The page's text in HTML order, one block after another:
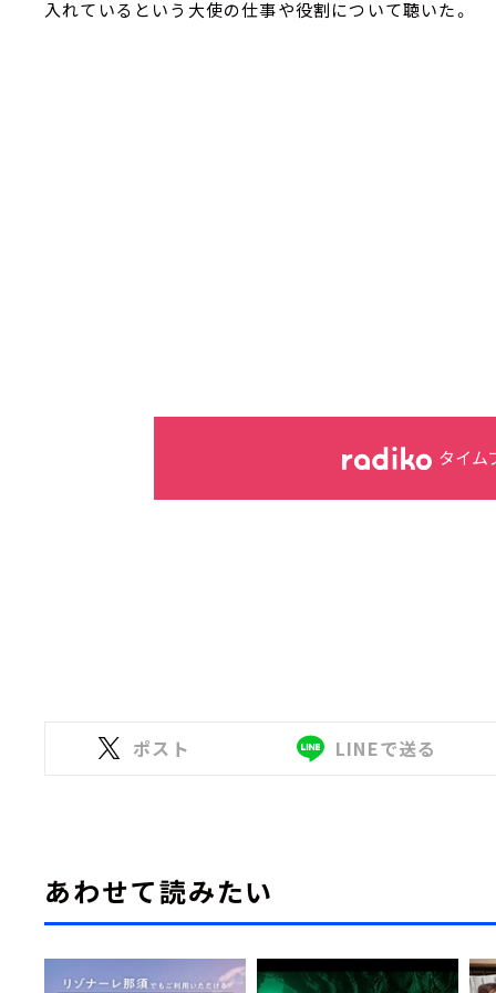
入れているという大使の仕事や役割について聴いた。
タイム
ポスト LINEで送る
あわせて読みたい